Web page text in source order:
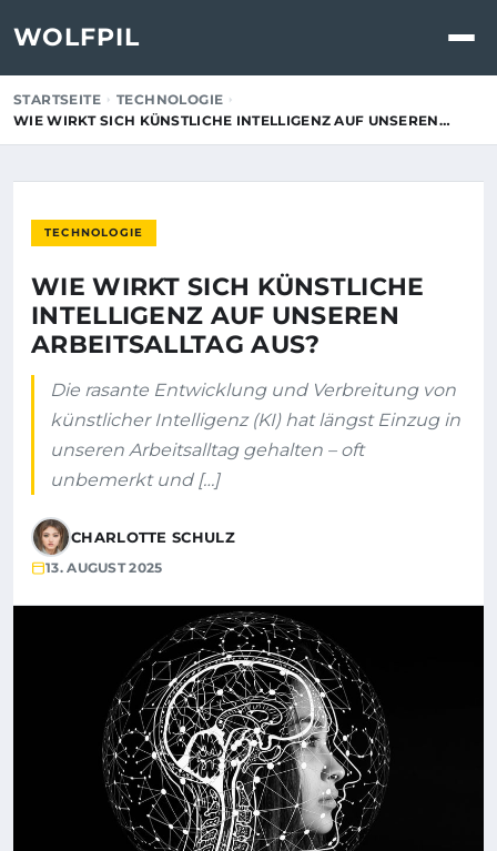
WOLFPIL
STARTSEITE
TECHNOLOGIE
WIE WIRKT SICH KÜNSTLICHE INTELLIGENZ AUF UNSEREN…
TECHNOLOGIE
WIE WIRKT SICH KÜNSTLICHE
INTELLIGENZ AUF UNSEREN
ARBEITSALLTAG AUS?
Die rasante Entwicklung und Verbreitung von
künstlicher Intelligenz (KI) hat längst Einzug in
unseren Arbeitsalltag gehalten – oft
unbemerkt und […]
CHARLOTTE SCHULZ
13. AUGUST 2025